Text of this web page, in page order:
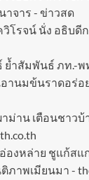
จาร - ข่าวสด
วิโรจน์ นั่ง อธิบ
ำสัมพันธ์ ภท.-พ
อานมข้นราดอร่อ
าน เตือนชาวบ้
องหล่าย ชูแก้สแ
าพเมียนมา -